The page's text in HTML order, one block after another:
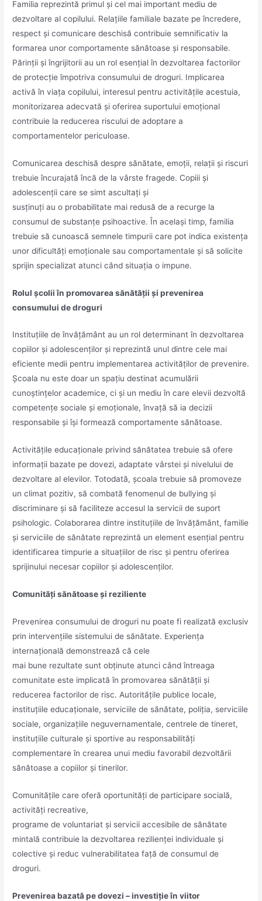
Familia reprezintă primul și cel mai important mediu de
dezvoltare al copilului. Relațiile familiale bazate pe încredere,
respect și comunicare deschisă contribuie semnificativ la
formarea unor comportamente sănătoase și responsabile.
Părinții și îngrijitorii au un rol esențial în dezvoltarea factorilor
de protecție împotriva consumului de droguri. Implicarea
activă în viața copilului, interesul pentru activitățile acestuia,
monitorizarea adecvată și oferirea suportului emoțional
contribuie la reducerea riscului de adoptare a
comportamentelor periculoase.
Comunicarea deschisă despre sănătate, emoții, relații și riscuri
trebuie încurajată încă de la vârste fragede. Copiii și
adolescenții care se simt ascultați și
susținuți au o probabilitate mai redusă de a recurge la
consumul de substanțe psihoactive. În același timp, familia
trebuie să cunoască semnele timpurii care pot indica existența
unor dificultăți emoționale sau comportamentale și să solicite
sprijin specializat atunci când situația o impune.
Rolul școlii în promovarea sănătății și prevenirea
consumului de droguri
Instituțiile de învățământ au un rol determinant în dezvoltarea
copiilor și adolescenților și reprezintă unul dintre cele mai
eficiente medii pentru implementarea activităților de prevenire.
Școala nu este doar un spațiu destinat acumulării
cunoștințelor academice, ci și un mediu în care elevii dezvoltă
competențe sociale și emoționale, învață să ia decizii
responsabile și își formează comportamente sănătoase.
Activitățile educaționale privind sănătatea trebuie să ofere
informații bazate pe dovezi, adaptate vârstei și nivelului de
dezvoltare al elevilor. Totodată, școala trebuie să promoveze
un climat pozitiv, să combată fenomenul de bullying și
discriminare și să faciliteze accesul la servicii de suport
psihologic. Colaborarea dintre instituțiile de învățământ, familie
și serviciile de sănătate reprezintă un element esențial pentru
identificarea timpurie a situațiilor de risc și pentru oferirea
sprijinului necesar copiilor și adolescenților.
Comunități sănătoase și reziliente
Prevenirea consumului de droguri nu poate fi realizată exclusiv
prin intervențiile sistemului de sănătate. Experiența
internațională demonstrează că cele
mai bune rezultate sunt obținute atunci când întreaga
comunitate este implicată în promovarea sănătății și
reducerea factorilor de risc. Autoritățile publice locale,
instituțiile educaționale, serviciile de sănătate, poliția, serviciile
sociale, organizațiile neguvernamentale, centrele de tineret,
instituțiile culturale și sportive au responsabilități
complementare în crearea unui mediu favorabil dezvoltării
sănătoase a copiilor și tinerilor.
Comunitățile care oferă oportunități de participare socială,
activități recreative,
programe de voluntariat și servicii accesibile de sănătate
mintală contribuie la dezvoltarea rezilienței individuale și
colective și reduc vulnerabilitatea față de consumul de
droguri.
Prevenirea bazată pe dovezi – investiție în viitor